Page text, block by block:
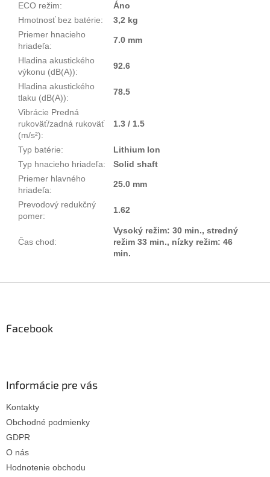
ECO režim:
Áno
Hmotnosť bez batérie:
3,2 kg
Priemer hnacieho
hriadeľa:
7.0 mm
Hladina akustického
výkonu (dB(A)):
92.6
Hladina akustického
tlaku (dB(A)):
78.5
Vibrácie Predná
rukoväť/zadná rukoväť
(m/s²):
1.3 / 1.5
Typ batérie:
Lithium Ion
Typ hnacieho hriadeľa:
Solid shaft
Priemer hlavného
hriadeľa:
25.0 mm
Prevodový redukčný
pomer:
1.62
Čas chod:
Vysoký režim: 30 min., stredný
režim 33 min., nízky režim: 46
min.
Facebook
Informácie pre vás
Kontakty
Obchodné podmienky
GDPR
O nás
Hodnotenie obchodu